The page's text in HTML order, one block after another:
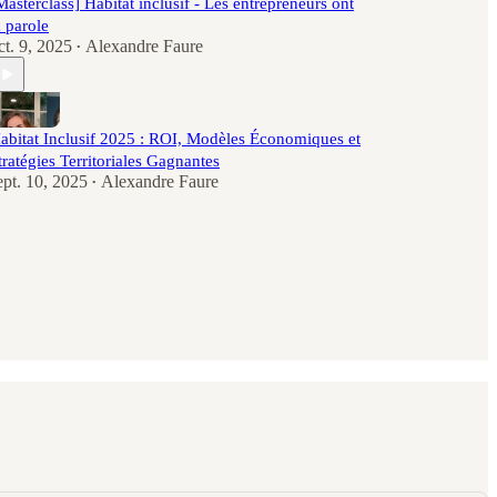
parole
9, 2025 • Alexandre Faure
Inclusif 2025 : ROI, Modèles Économiques et
Territoriales Gagnantes
10, 2025 • Alexandre Faure